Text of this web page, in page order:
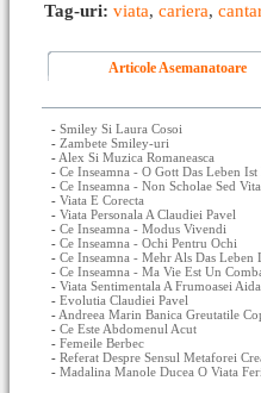
Tag-uri: viata, cariera,
Articole Asemanatoare
- Smiley Si Laura Cosoi
- Zambete Smiley-uri
- Alex Si Muzica Romaneasca
- Ce Inseamna - O Gott Das Leben
- Ce Inseamna - Non Scholae Sed
- Viata E Corecta
- Viata Personala A Claudiei Pavel
- Ce Inseamna - Modus Vivendi
- Ce Inseamna - Ochi Pentru Ochi
- Ce Inseamna - Mehr Als Das
- Ce Inseamna - Ma Vie Est Un
- Viata Sentimentala A Frumoasei
- Evolutia Claudiei Pavel
- Andreea Marin Banica Greutatile
- Ce Este Abdomenul Acut
- Femeile Berbec
- Referat Despre Sensul Metaforei
- Madalina Manole Ducea O Viata